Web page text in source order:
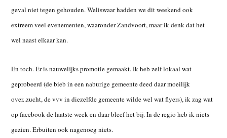
geval niet tegen gehouden. Weliswaar hadden we dit weekend ook
extreem veel evenementen, waaronder Zandvoort, maar ik denk dat het
wel naast elkaar kan.
En toch. Er is nauwelijks promotie gemaakt. Ik heb zelf lokaal wat
geprobeerd (de bieb in een naburige gemeente deed daar moeilijk
over..zucht, de vvv in diezelfde gemeente wilde wel wat flyers), ik zag wat
op facebook de laatste week en daar bleef het bij. In de regio heb ik niets
gezien. Erbuiten ook nagenoeg niets.